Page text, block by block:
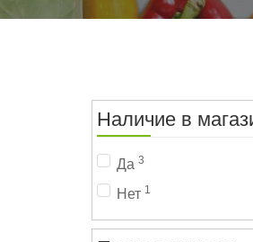
Наличие в
Да 3
Нет 1